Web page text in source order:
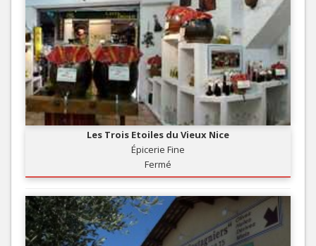
Les Trois Etoiles du Vieux Nice
Épicerie Fine
Fermé